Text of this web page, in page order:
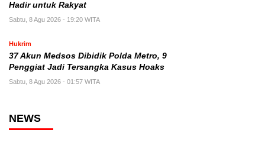
Hadir untuk Rakyat
Sabtu, 8 Agu 2026 - 19:20 WITA
Hukrim
37 Akun Medsos Dibidik Polda Metro, 9
Penggiat Jadi Tersangka Kasus Hoaks
Sabtu, 8 Agu 2026 - 01:57 WITA
NEWS